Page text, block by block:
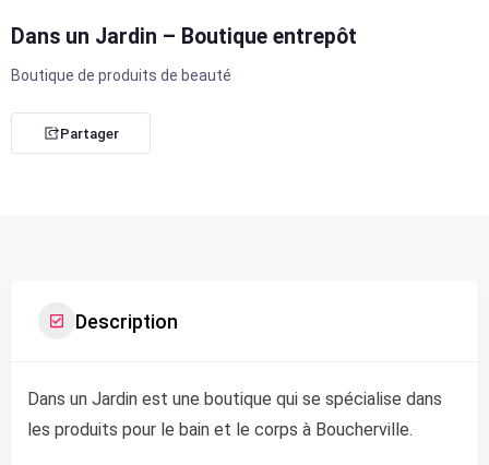
Dans un Jardin – Boutique entrepôt
Boutique de produits de beauté
Partager
Description
Dans un Jardin est une boutique qui se spécialise dans
les produits pour le bain et le corps à Boucherville.